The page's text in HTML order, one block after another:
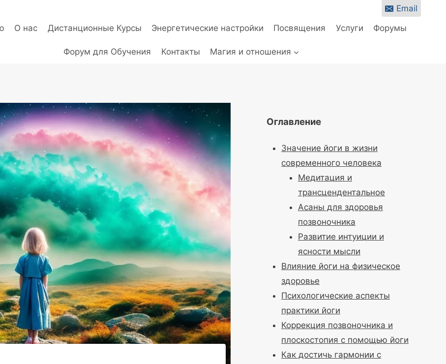
Email
О нас Дистанционные Курсы Энергетические настройки Посвящения Услуги Форумы
Форум для Обучения Контакты Магия и отношения
Оглавление
Значение йоги в жизни
современного человека
Медитация и
трансцендентальное
Асаны для здоровья
позвоночника
Развитие интуиции и
ясности мысли
Влияние йоги на физическое
здоровье
Психологические аспекты
практики йоги
Коррекция позвоночника и
плоскостопия с помощью йоги
Как достичь гармонии с